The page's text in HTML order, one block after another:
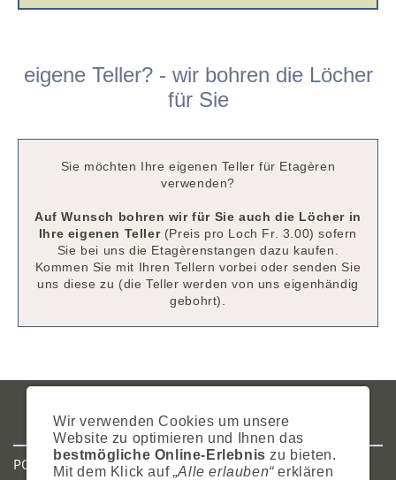
eigene Teller? - wir bohren die Löcher
für Sie
Sie möchten Ihre eigenen Teller für Etagèren
verwenden?
Auf Wunsch bohren wir für Sie auch die Löcher in
Ihre eigenen Teller(Preis pro Loch Fr. 3.00) sofern
Sie bei uns die Etagèrenstangen dazu kaufen.
Kommen Sie mit Ihren Tellern vorbei oder senden Sie
uns diese zu (die Teller werden von uns eigenhändig
gebohrt).
WIDERRUFSRECHTSITEMAPHILFECOOKIES
POSTADRESSE
Wir verwenden Cookies um unsere
Website zu optimieren und Ihnen das
bestmögliche Online-Erlebnis zu bieten.
Mit dem Klick auf „Alle erlauben“erklären